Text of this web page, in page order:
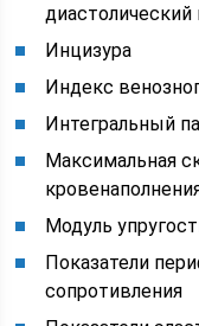
Инцизура
Индекс
Интегральный
Максимальная
Модуль
Показатели
сопротивления